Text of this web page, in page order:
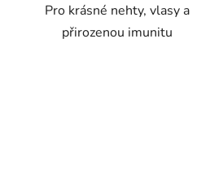
Pro krásné nehty, vlasy a
přirozenou imunitu